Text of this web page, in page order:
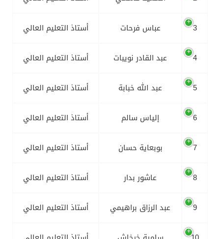
3 عباس فرحات أستاذ التعليم العالي
4 عبد القادر نويبات أستاذ التعليم العالي
5 عبد الله خبابة أستاذ التعليم العالي
6 إلياس سالم أستاذ التعليم العالي
7 بوبعاية حسان أستاذ التعليم العالي
8 عاشور بدار أستاذ التعليم العالي
9 عبد الرزاق براهيمي أستاذ التعليم العالي